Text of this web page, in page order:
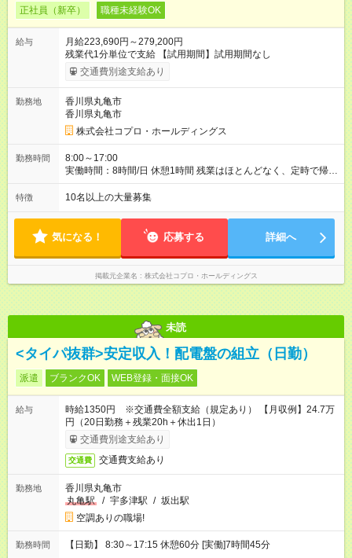
正社員（新卒） 職種未経験OK
給与
月給223,690円～279,200円
残業代1分単位で支給 【試用期間】試用期間なし
交通費別途支給あり
勤務地
香川県丸亀市
香川県丸亀市
株式会社コプロ・ホールディングス
勤務時間
8:00～17:00
実働時間：8時間/日 休憩1時間 残業はほとんどなく、定時で帰れ
る日が多い働き方です。 毎日の業務は進捗管理や事務が中心な
ので、 「今日やるべき仕事」が終われば、自然と区切りをつけ
方を大切にしています。
特徴 10名以上の大量募集
気になる！ 応募する 詳細へ
掲載元企業名 株式会社コプロ・ホールディングス
未読
<タイパ抜群>安定収入！配電盤の組立（日勤）
派遣 ブランクOK WEB登録・面接OK
給与
時給1350円 ※交通費全額支給（規定あり） 【月収例】24.7万
円（20日勤務＋残業20h＋休出1日）
交通費別途支給あり
交通費 交通費支給あり
勤務地
香川県丸亀市
丸亀駅
/ 宇多津駅 / 坂出駅
空調ありの職場!
勤務時間 【日勤】 8:30～17:15 休憩60分 [実働]7時間45分